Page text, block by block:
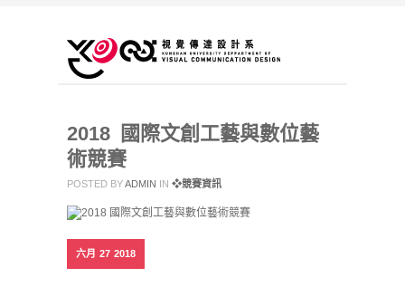
2018 國際文創工藝與數位藝
術競賽
POSTED BYADMIN IN ❖競賽資訊
六月 27 2018